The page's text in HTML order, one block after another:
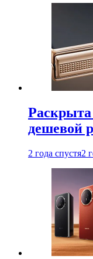
Раскрыта
дешевой
2 года спустя2